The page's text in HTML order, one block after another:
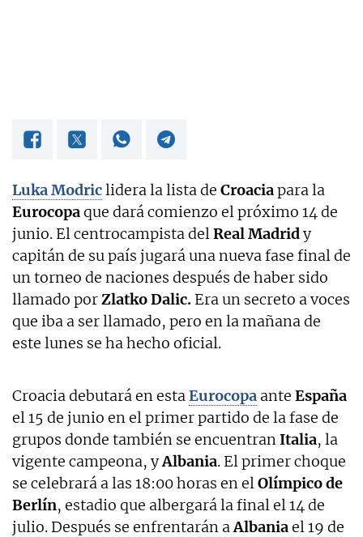
Luka Modriclidera la lista de Croaciapara la
Eurocopaque dará comienzo el próximo 14 de
junio. El centrocampista delReal Madridy
capitán de su país jugará una nueva fase final de
un torneo de naciones después de haber sido
llamado porZlatko Dalic. Era un secreto a voces
que iba a ser llamado, pero en la mañana de
este lunes se ha hecho oficial.
Croacia debutará en estaEurocopa ante España
el 15 de junio en el primer partido de la fase de
grupos donde también se encuentranItalia, la
vigente campeona, yAlbania. El primer choque
se celebrará a las 18:00 horas en elOlímpico de
Berlín, estadio que albergará la final el 14 de
julio. Después se enfrentarán aAlbaniael 19 de